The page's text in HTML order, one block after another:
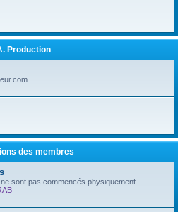
Production
des membres
sont pas commencés physiquement